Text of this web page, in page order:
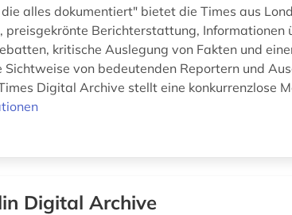
alles dokumentiert" bietet die Times aus
preisgekrönte Berichterstattung, Informationen
kritische Auslegung von Fakten und
Sichtweise von bedeutenden Reportern und
Digital Archive stellt eine konkurrenzlose
Digital Archive